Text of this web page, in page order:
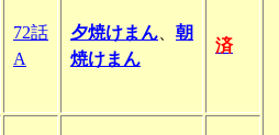
72話
A
夕焼けまん
朝
焼けまん
済